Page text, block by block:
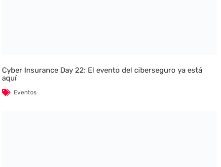
Cyber Insurance Day 22: El evento del ciberseguro ya está
aquí
Eventos